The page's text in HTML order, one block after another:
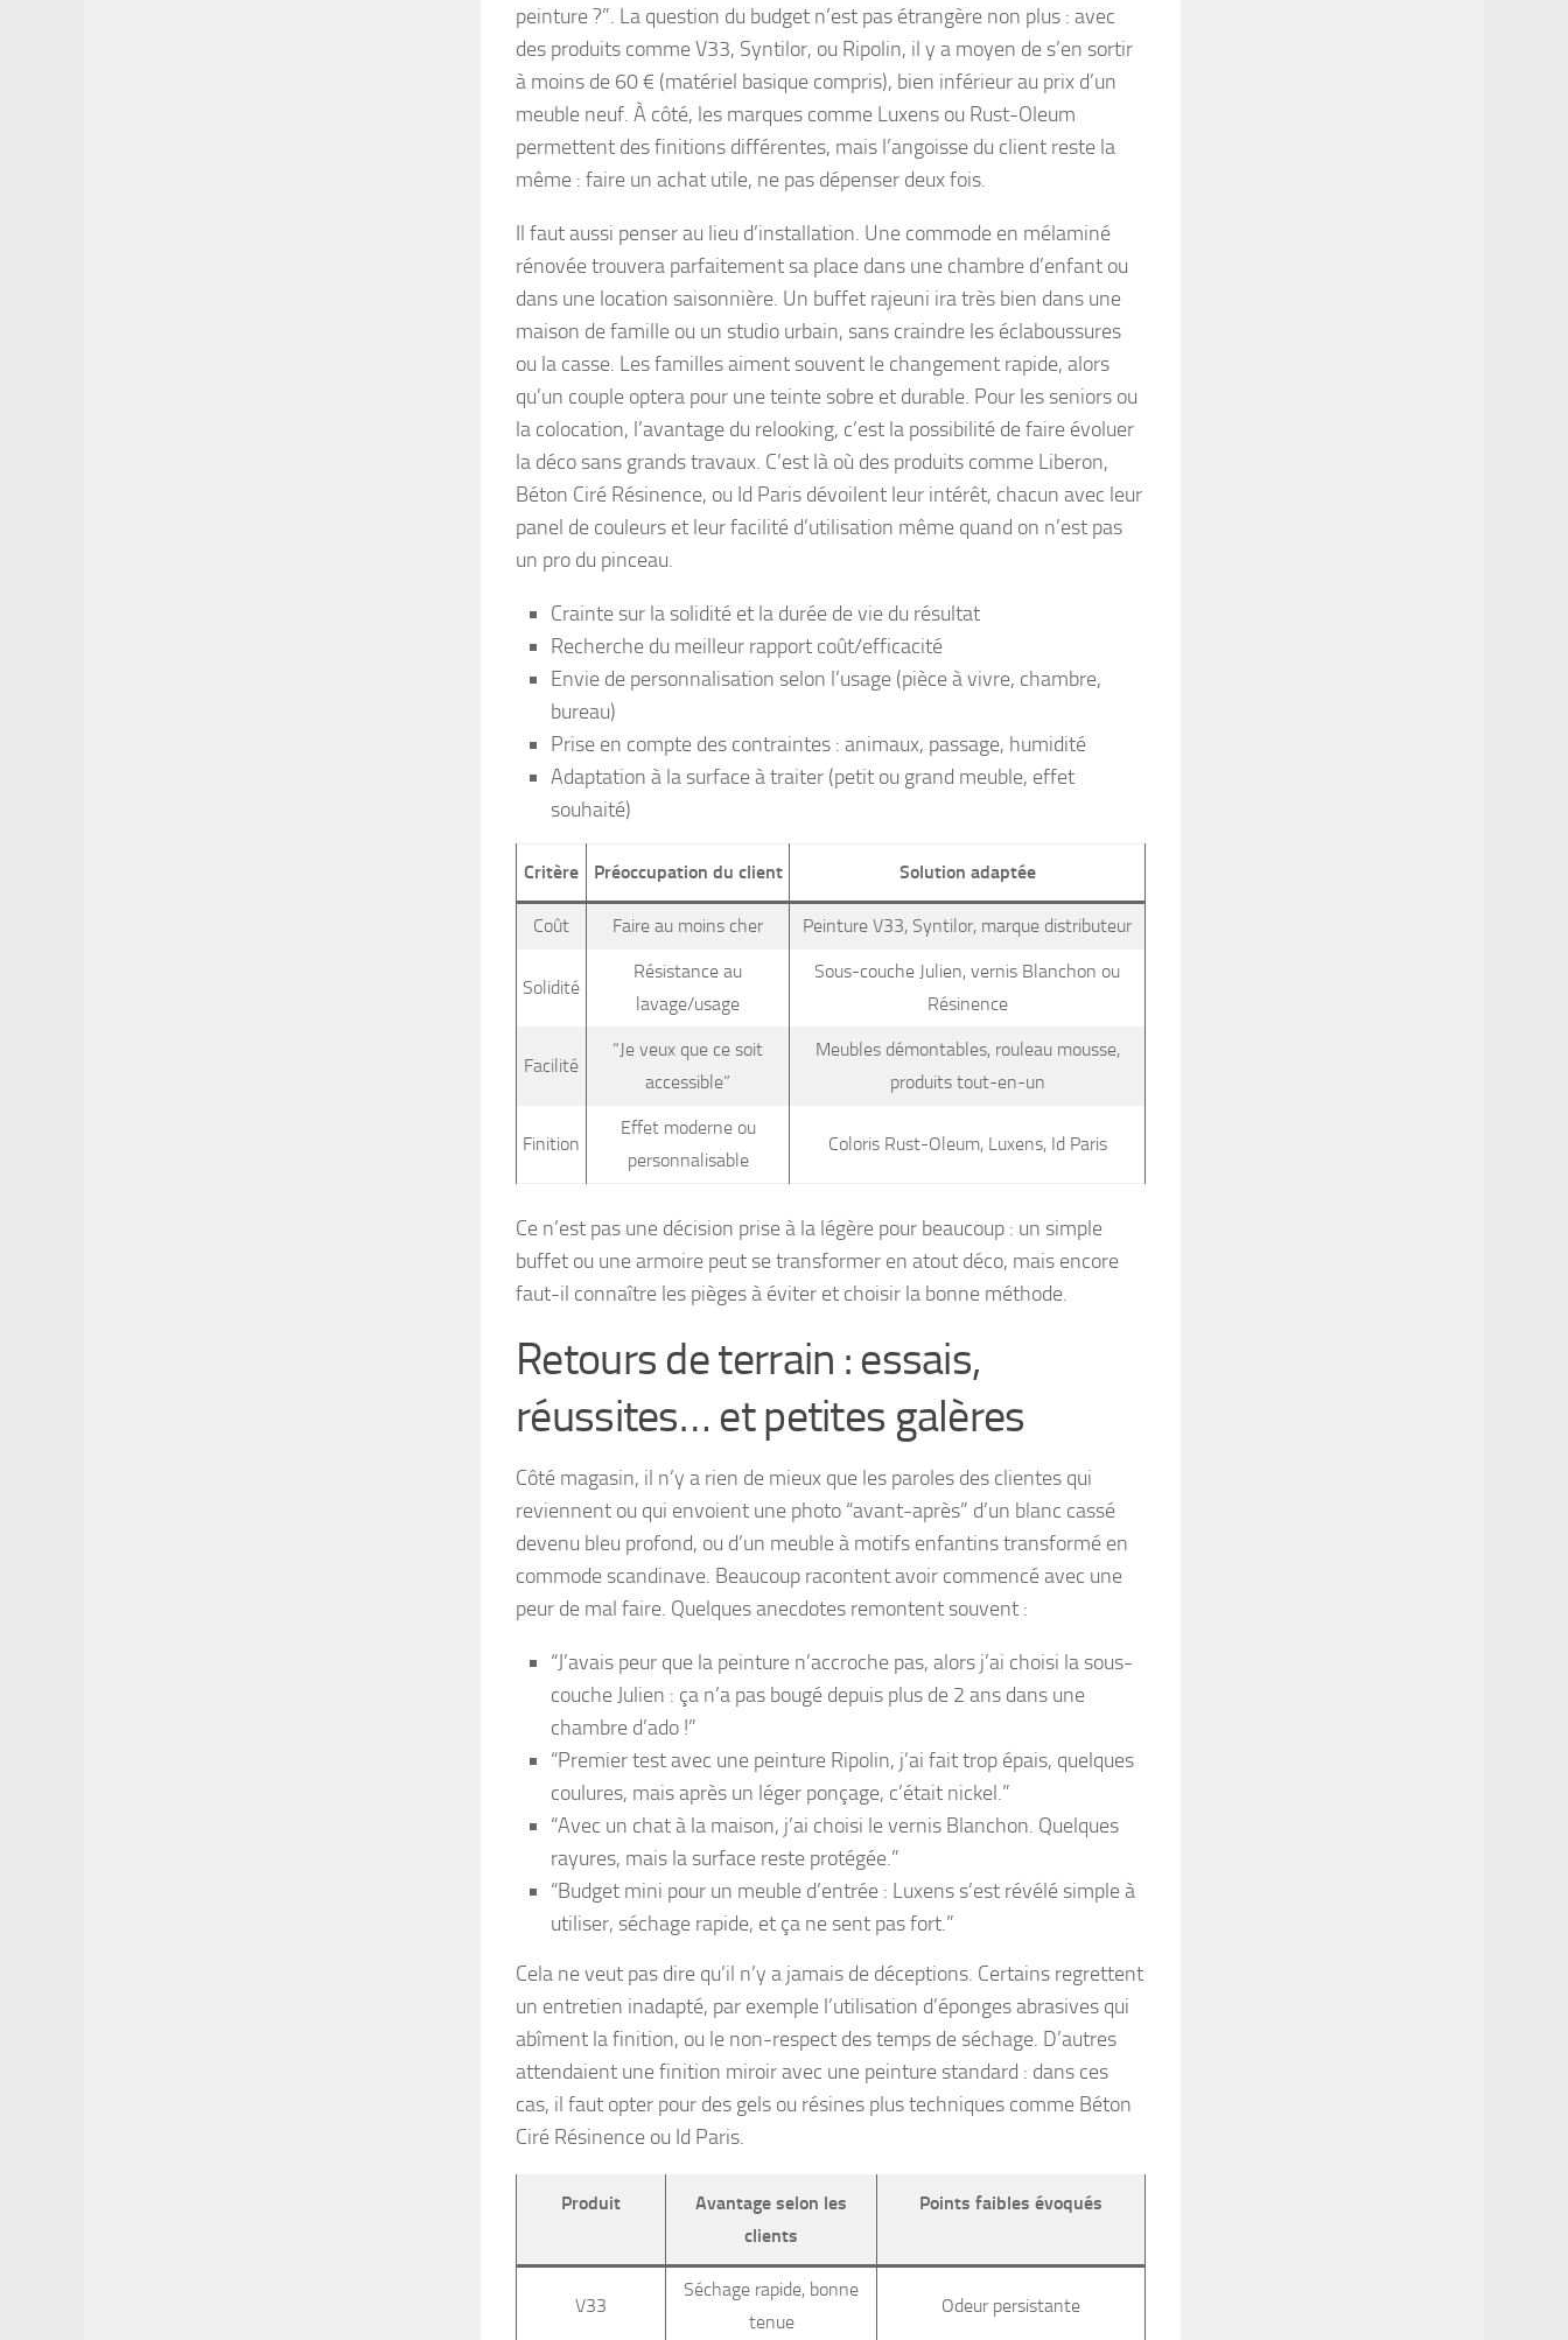
peinture ?”. La question du budget n’est pas étrangère non plus : avec
des produits comme V33, Syntilor, ou Ripolin, il y a moyen de s’en sortir
à moins de 60 € (matériel basique compris), bien inférieur au prix d’un
meuble neuf. À côté, les marques comme Luxens ou Rust-Oleum
permettent des finitions différentes, mais l’angoisse du client reste la
même : faire un achat utile, ne pas dépenser deux fois.
Il faut aussi penser au lieu d’installation. Une commode en mélaminé
rénovée trouvera parfaitement sa place dans une chambre d’enfant ou
dans une location saisonnière. Un buffet rajeuni ira très bien dans une
maison de famille ou un studio urbain, sans craindre les éclaboussures
ou la casse. Les familles aiment souvent le changement rapide, alors
qu’un couple optera pour une teinte sobre et durable. Pour les seniors ou
la colocation, l’avantage du relooking, c’est la possibilité de faire évoluer
la déco sans grands travaux. C’est là où des produits comme Liberon,
Béton Ciré Résinence, ou Id Paris dévoilent leur intérêt, chacun avec leur
panel de couleurs et leur facilité d’utilisation même quand on n’est pas
un pro du pinceau.
Crainte sur la solidité et la durée de vie du résultat
Recherche du meilleur rapport coût/efficacité
Envie de personnalisation selon l’usage (pièce à vivre, chambre,
bureau)
Prise en compte des contraintes : animaux, passage, humidité
Adaptation à la surface à traiter (petit ou grand meuble, effet
souhaité)
Critère Préoccupation du client Solution adaptée
Coût Faire au moins cher Peinture V33, Syntilor, marque distributeur
Solidité
Résistance au
lavage/usage
Sous-couche Julien, vernis Blanchon ou
Résinence
Facilité
“Je veux que ce soit
accessible”
Meubles démontables, rouleau mousse,
produits tout-en-un
Finition
Effet moderne ou
personnalisable
Coloris Rust-Oleum, Luxens, Id Paris
Ce n’est pas une décision prise à la légère pour beaucoup : un simple
buffet ou une armoire peut se transformer en atout déco, mais encore
faut-il connaître les pièges à éviter et choisir la bonne méthode.
Retours de terrain : essais,
réussites… et petites galères
Côté magasin, il n’y a rien de mieux que les paroles des clientes qui
reviennent ou qui envoient une photo “avant-après” d’un blanc cassé
devenu bleu profond, ou d’un meuble à motifs enfantins transformé en
commode scandinave. Beaucoup racontent avoir commencé avec une
peur de mal faire. Quelques anecdotes remontent souvent :
“J’avais peur que la peinture n’accroche pas, alors j’ai choisi la sous-
couche Julien : ça n’a pas bougé depuis plus de 2 ans dans une
chambre d’ado !”
“Premier test avec une peinture Ripolin, j’ai fait trop épais, quelques
coulures, mais après un léger ponçage, c’était nickel.”
“Avec un chat à la maison, j’ai choisi le vernis Blanchon. Quelques
rayures, mais la surface reste protégée.”
“Budget mini pour un meuble d’entrée : Luxens s’est révélé simple à
utiliser, séchage rapide, et ça ne sent pas fort.”
Cela ne veut pas dire qu’il n’y a jamais de déceptions. Certains regrettent
un entretien inadapté, par exemple l’utilisation d’éponges abrasives qui
abîment la finition, ou le non-respect des temps de séchage. D’autres
attendaient une finition miroir avec une peinture standard : dans ces
cas, il faut opter pour des gels ou résines plus techniques comme Béton
Ciré Résinence ou Id Paris.
Produit
Avantage selon les
clients
Points faibles évoqués
V33
Séchage rapide, bonne
tenue
Odeur persistante